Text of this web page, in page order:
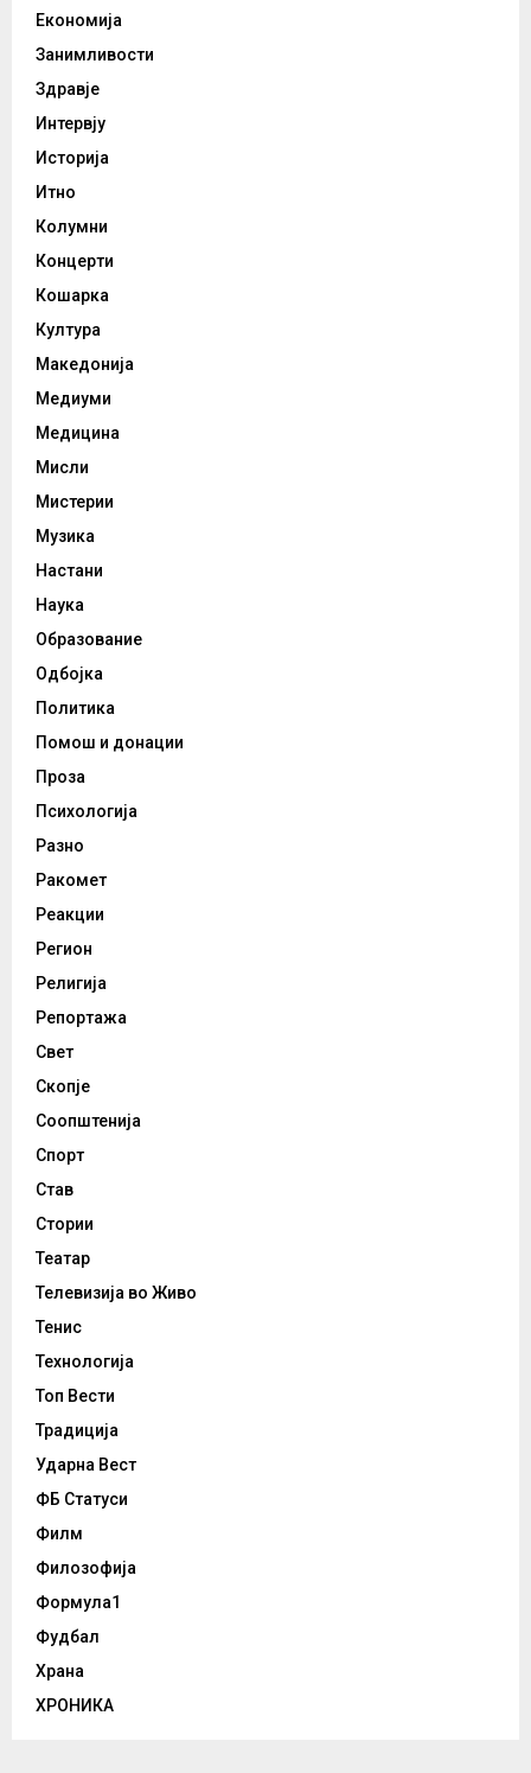
Економија
Занимливости
Здравје
Интервју
Историја
Итно
Колумни
Концерти
Кошарка
Култура
Македонија
Медиуми
Медицина
Мисли
Мистерии
Музика
Настани
Наука
Образование
Одбојка
Политика
Помош и донации
Проза
Психологија
Разно
Ракомет
Реакции
Регион
Религија
Репортажа
Свет
Скопје
Соопштенија
Спорт
Став
Стории
Театар
Телевизија во Живо
Тенис
Технологија
Топ Вести
Традиција
Ударна Вест
ФБ Статуси
Филм
Филозофија
Формула1
Фудбал
Храна
ХРОНИКА